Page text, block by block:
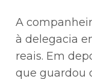
A
à delegacia
reais. Em
que guardou